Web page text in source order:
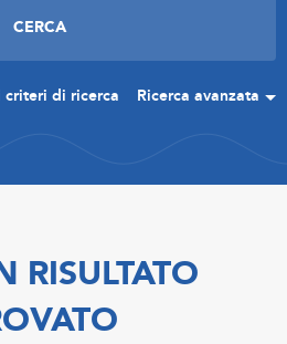
criteri di ricerca Ricerca avanzata
RISULTATO